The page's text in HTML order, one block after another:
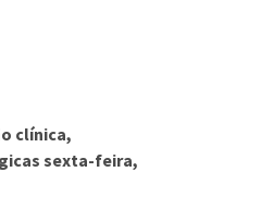
clínica,
sexta-feira,